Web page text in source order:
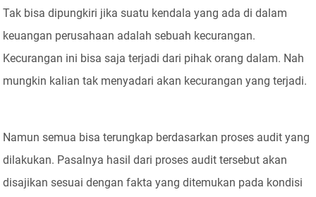
Tak bisa dipungkiri jika suatu kendala yang ada di dalam
keuangan perusahaan adalah sebuah kecurangan.
Kecurangan ini bisa saja terjadi dari pihak orang dalam. Nah
mungkin kalian tak menyadari akan kecurangan yang terjadi.
Namun semua bisa terungkap berdasarkan proses audit yang
dilakukan. Pasalnya hasil dari proses audit tersebut akan
disajikan sesuai dengan fakta yang ditemukan pada kondisi